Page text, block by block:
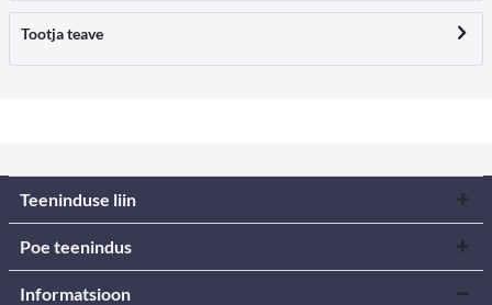
Tootja teave
Teeninduse liin
Poe teenindus
Informatsioon